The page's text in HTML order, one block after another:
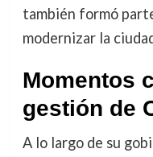
también formó
modernizar la
Momentos
gestión de
A lo largo de su